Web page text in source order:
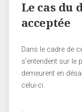
Le cas du
acceptée
Dans le cadre de
s’entendent sur le
demeurent en
celui-ci.